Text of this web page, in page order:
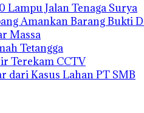
Lampu Jalan Tenaga Surya
Amankan Barang Bukti
Massa
Tetangga
Terekam CCTV
dari Kasus Lahan PT SMB